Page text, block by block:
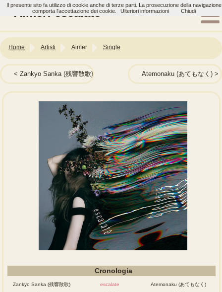
Aimer: escalate
Home Artisti Aimer Single
Zankyo Sanka (残響散歌) Atemonaku (あてもなく)
Cronologia
Zankyo Sanka (残響散歌)
escalate
Atemonaku (あてもなく)
Il presente sito fa utilizzo di cookie anche di terze parti. La prosecuzione della navigazione
comporta l'accettazione dei cookie.
Ulteriori informazioni Chiudi